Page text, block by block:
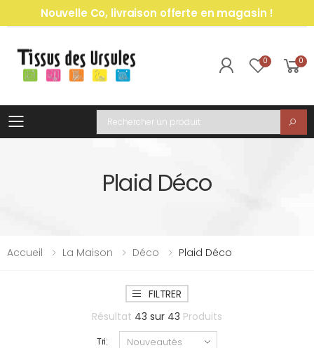
Nouvelle Co, livraison offerte en magasin !
0 0
Toggle mobile menu
Recherche
Plaid Déco
Accueil La Maison Déco Plaid Déco
FILTRER
Résultat 43 sur 43 Produits
Tri: